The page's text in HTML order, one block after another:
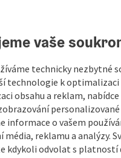
vaše
technicky nezbytné
technologie k optimalizaci
obsahu a reklam,
o vašem
reklamu a analýzy.
kdykoli odvolat s platností